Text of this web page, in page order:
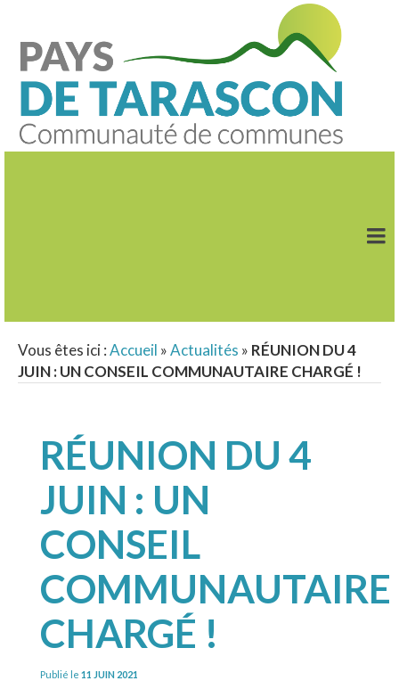
Vous êtes ici :Accueil »Actualités » RÉUNION DU 4
JUIN : UN CONSEIL COMMUNAUTAIRE CHARGÉ !
RÉUNION DU 4
JUIN : UN
CONSEIL
COMMUNAUTAIRE
CHARGÉ !
Publié le 11 JUIN 2021